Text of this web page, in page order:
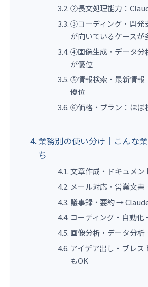
②長文処理能力：
③コーディング・開発
が向いているケースが
④画像生成・データ分
が優位
⑤情報検索・最新情報
優位
⑥価格・プラン：ほぼ
業務別の使い分け｜こんな
ち
文章作成・ドキュメ
メール対応・営業文
議事録・要約 →
コーディング・自動
画像分析・データ分
アイデア出し・ブレ
もOK